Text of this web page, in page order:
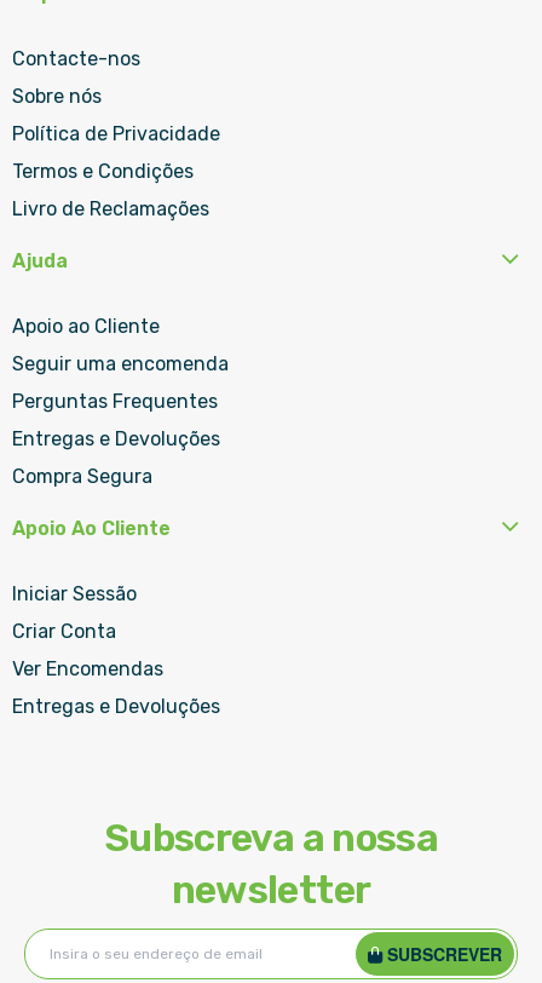
Contacte-nos
Sobre nós
Política de Privacidade
Termos e Condições
Livro de Reclamações
Ajuda
Apoio ao Cliente
Seguir uma encomenda
Perguntas Frequentes
Entregas e Devoluções
Compra Segura
Apoio Ao Cliente
Iniciar Sessão
Criar Conta
Ver Encomendas
Entregas e Devoluções
Subscreva a nossa
newsletter
Subscreva
a
SUBSCREVER